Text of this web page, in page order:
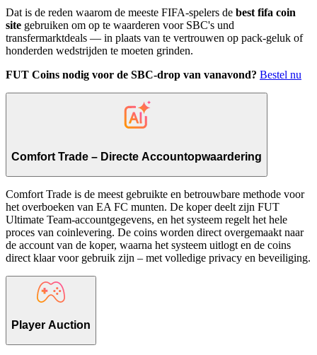
Dat is de reden waarom de meeste FIFA-spelers de best fifa coin
site gebruiken om op te waarderen voor SBC's und
transfermarktdeals — in plaats van te vertrouwen op pack-geluk of
honderden wedstrijden te moeten grinden.
FUT Coins nodig voor de SBC-drop van vanavond? Bestel nu
Comfort Trade – Directe Accountopwaardering
Comfort Trade is de meest gebruikte en betrouwbare methode voor
het overboeken van EA FC munten. De koper deelt zijn FUT
Ultimate Team-accountgegevens, en het systeem regelt het hele
proces van coinlevering. De coins worden direct overgemaakt naar
de account van de koper, waarna het systeem uitlogt en de coins
direct klaar voor gebruik zijn – met volledige privacy en beveiliging.
Player Auction